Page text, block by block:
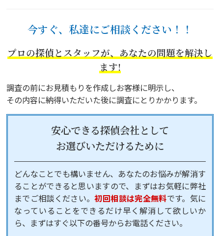
今すぐ、私達にご相談ください！！
プロの探偵とスタッフが、あなたの問題を解決し
ます!
調査の前にお見積もりを作成しお客様に明示し、
その内容に納得いただいた後に調査にとりかかります。
安心できる探偵会社として
お選びいただけるために
どんなことでも構いません、あなたのお悩みが解消す
ることができると思いますので、まずはお気軽に弊社
までご相談ください。初回相談は完全無料です。気に
なっていることをできるだけ早く解消して欲しいか
ら、まずはすぐ以下の番号からお電話ください。